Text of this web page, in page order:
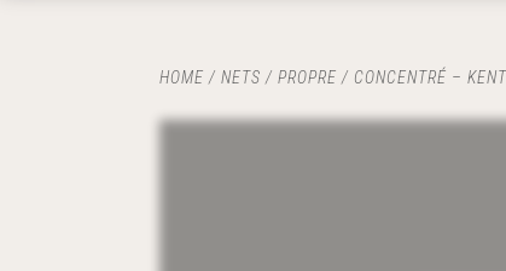
HOME / NETS / PROPRE / CONCENTRÉ –